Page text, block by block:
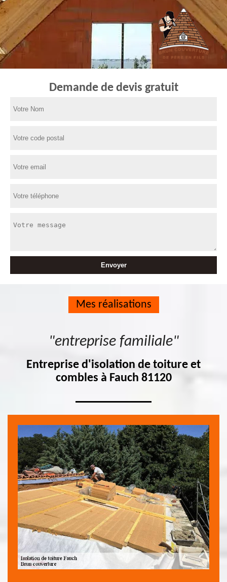
Demande de devis gratuit
Mes réalisations
"entreprise familiale"
Entreprise d'isolation de toiture et
combles à Fauch 81120